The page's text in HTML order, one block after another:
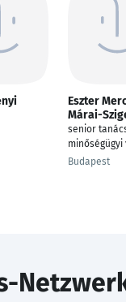
Eszter
Márai-
senior
minőségügyi
Budapest